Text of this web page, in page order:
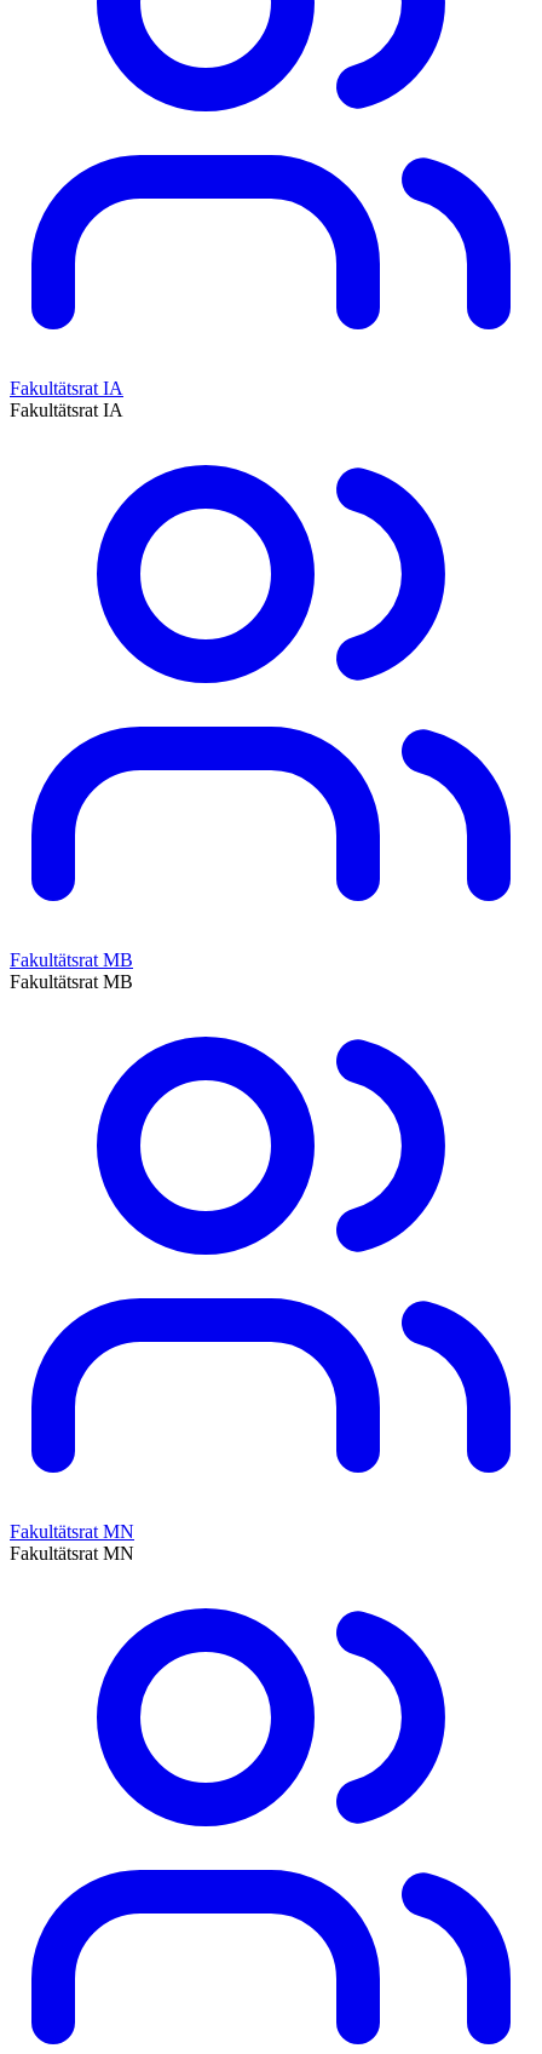
Fakultätsrat IA
Fakultätsrat IA
Fakultätsrat MB
Fakultätsrat MB
Fakultätsrat MN
Fakultätsrat MN